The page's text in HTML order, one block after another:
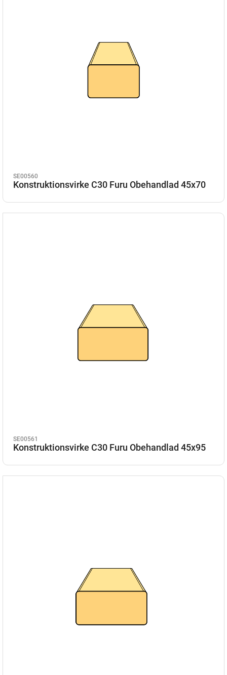
SE00560
Konstruktionsvirke C30 Furu Obehandlad 45x70
SE00561
Konstruktionsvirke C30 Furu Obehandlad 45x95